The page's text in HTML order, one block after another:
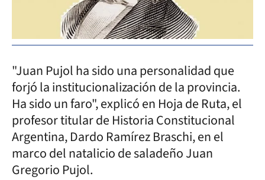
"Juan Pujol ha sido una personalidad que
forjó la institucionalización de la provincia.
Ha sido un faro", explicó en Hoja de Ruta, el
profesor titular de Historia Constitucional
Argentina, Dardo Ramírez Braschi, en el
marco del natalicio de saladeño Juan
Gregorio Pujol.